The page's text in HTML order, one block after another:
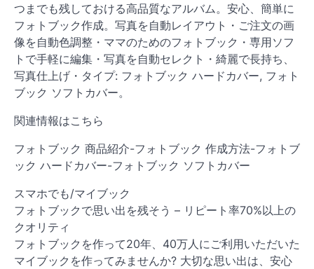
つまでも残しておける高品質なアルバム。安心、簡単に
フォトブック作成。写真を自動レイアウト・ご注文の画
像を自動色調整・ママのためのフォトブック・専用ソフ
トで手軽に編集・写真を自動セレクト・綺麗で長持ち、
写真仕上げ・タイプ: フォトブック ハードカバー, フォト
ブック ソフトカバー。
関連情報はこちら
フォトブック 商品紹介-フォトブック 作成方法-フォトブ
ック ハードカバー-フォトブック ソフトカバー
スマホでも/マイブック
フォトブックで思い出を残そう – リピート率70%以上の
クオリティ
フォトブックを作って20年、40万人にご利用いただいた
マイブックを作ってみませんか? 大切な思い出は、安心